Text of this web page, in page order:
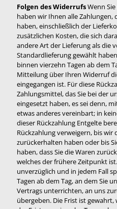
Folgen des WiderrufsWenn
haben wir Ihnen alle
haben, einschließlich der
zusätzlichen Kosten, die sich
andere Art der Lieferung als die
Standardlieferung gewählt
binnen vierzehn Tagen ab dem
Mitteilung über Ihren Widerruf
eingegangen ist. Für diese
Zahlungsmittel, das Sie bei der
eingesetzt haben, es sei denn,
etwas anderes vereinbart; in
dieser Rückzahlung Entgelte
Rückzahlung verweigern, bis wir
zurückerhalten haben oder bis
haben, dass Sie die Waren
welches der frühere Zeitpunkt
unverzüglich und in jedem Fall
Tagen ab dem Tag, an dem Sie
Vertrags unterrichten, an uns
übergeben. Die Frist ist